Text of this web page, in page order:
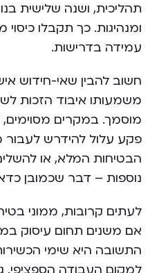
תהליכית, ושנה שלישית
ומנהיגות. כך תקבלו
עמידה בדרישות.
חשוב להבין שאי-חידוש
משמעותו איבוד הזכות
מוסמך. במקרים מסוימים,
פקע עלול להידרש
הבטיחות המלא, או
נוספות – דבר שכמובן
לעתים קרובות, ממוני
אם משנים תחום עיסוק
התשובה היא שימי